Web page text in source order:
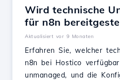
Wird technische
für n8n
Aktualisiert vor 9 Monaten
Erfahren Sie, welcher
n8n bei Hostico
unmanaged, und die